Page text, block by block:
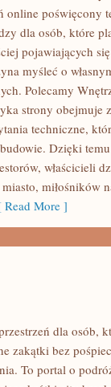
online poświęcony
dla osób, które
pojawiających
myśleć o
Polecamy
strony obejmuje
techniczne,
Dzięki
właścicieli
miłośników
Read More ]
dla osób,
zakątki bez
To portal o